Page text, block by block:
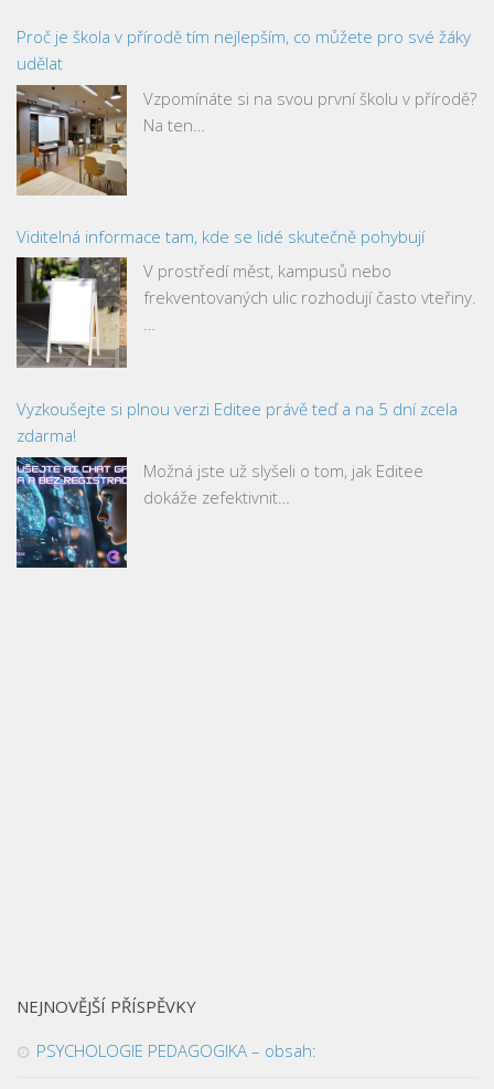
Proč je škola v přírodě tím nejlepším, co můžete pro své žáky
udělat
Vzpomínáte si na svou první školu v přírodě?
Na ten…
Viditelná informace tam, kde se lidé skutečně pohybují
V prostředí měst, kampusů nebo
frekventovaných ulic rozhodují často vteřiny.
…
Vyzkoušejte si plnou verzi Editee právě teď a na 5 dní zcela
zdarma!
Možná jste už slyšeli o tom, jak Editee
dokáže zefektivnit…
NEJNOVĚJŠÍ PŘÍSPĚVKY
PSYCHOLOGIE PEDAGOGIKA – obsah: